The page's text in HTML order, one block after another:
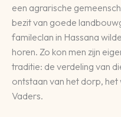
een agrarische
bezit van goede
famileclan in Hassana
horen. Zo kon men zijn
traditie: de verdeling van
ontstaan van het dorp,
Vaders.